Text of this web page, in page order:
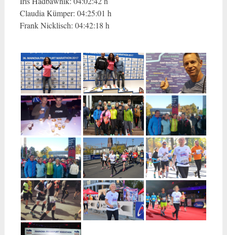
Claudia Kümper: 04:25:01 h
Frank Nicklisch: 04:42:18 h